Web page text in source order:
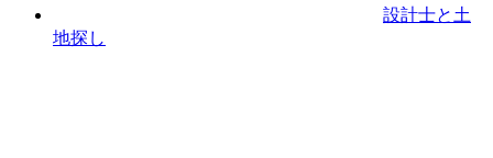
設計⼠と⼟
地探し